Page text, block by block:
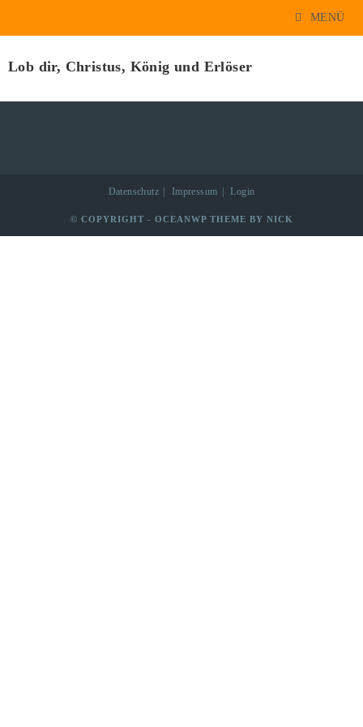
MENÜ
Lob dir, Christus, König und Erlöser
Datenschutz Impressum Login
© COPYRIGHT - OCEANWP THEME BY NICK